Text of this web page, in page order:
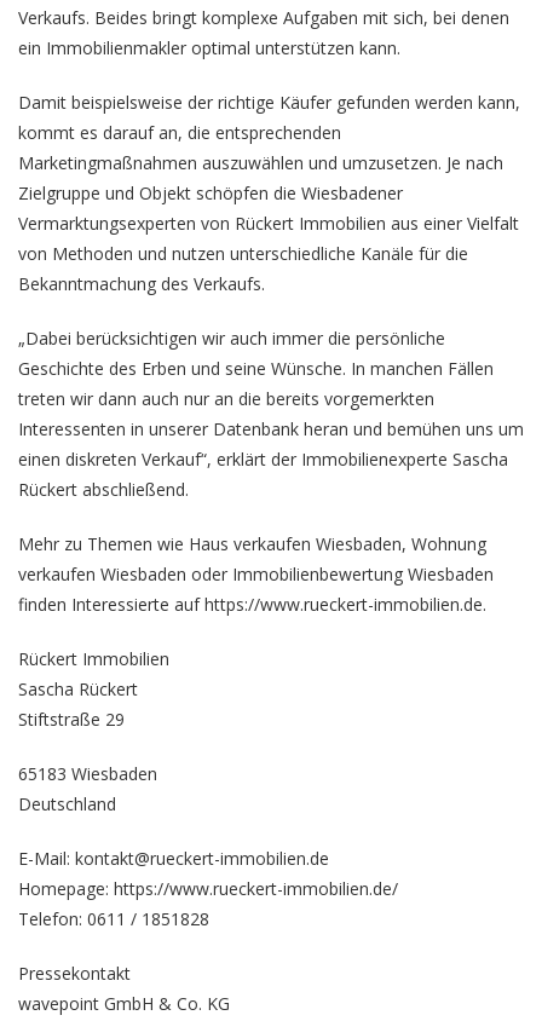
Verkaufs. Beides bringt komplexe Aufgaben mit sich, bei denen
ein Immobilienmakler optimal unterstützen kann.
Damit beispielsweise der richtige Käufer gefunden werden kann,
kommt es darauf an, die entsprechenden
Marketingmaßnahmen auszuwählen und umzusetzen. Je nach
Zielgruppe und Objekt schöpfen die Wiesbadener
Vermarktungsexperten von Rückert Immobilien aus einer Vielfalt
von Methoden und nutzen unterschiedliche Kanäle für die
Bekanntmachung des Verkaufs.
„Dabei berücksichtigen wir auch immer die persönliche
Geschichte des Erben und seine Wünsche. In manchen Fällen
treten wir dann auch nur an die bereits vorgemerkten
Interessenten in unserer Datenbank heran und bemühen uns um
einen diskreten Verkauf“, erklärt der Immobilienexperte Sascha
Rückert abschließend.
Mehr zu Themen wie Haus verkaufen Wiesbaden, Wohnung
verkaufen Wiesbaden oder Immobilienbewertung Wiesbaden
finden Interessierte auf https://www.rueckert-immobilien.de.
Rückert Immobilien
Sascha Rückert
Stiftstraße 29
65183 Wiesbaden
Deutschland
E-Mail: kontakt@rueckert-immobilien.de
Homepage: https://www.rueckert-immobilien.de/
Telefon: 0611 / 1851828
Pressekontakt
wavepoint GmbH & Co. KG